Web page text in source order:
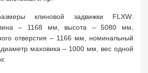
клиновой задвижки FLXW:
– 1168 мм, высота – 5080 мм,
отверстия – 1166 мм, номинальный
маховика – 1000 мм, вес одной